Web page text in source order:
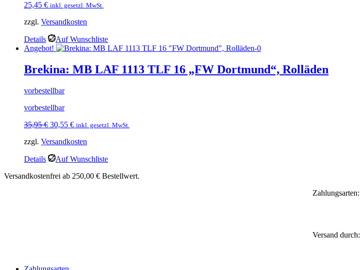
25,45 € inkl. gesetzl. MwSt.
zzgl. Versandkosten
Details
Auf Wunschliste
Angebot!
Brekina: MB LAF 1113 TLF 16 „FW Dortmund“, Rolläden
vorbestellbar
vorbestellbar
35,95€ Ursprünglicher
war:
30,55 €Aktueller
ist:
inkl. gesetzl. MwSt.
zzgl. Versandkosten
Details
Auf Wunschliste
Versandkostenfrei ab 250,00 € Bestellwert.
Zahlungsarten:
Versand durch: